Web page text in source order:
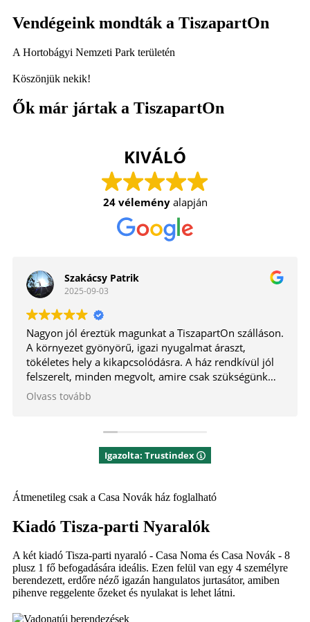
Vendégeink mondták a TiszapartOn
A Hortobágyi Nemzeti Park területén
Köszönjük nekik!
Ők már jártak a TiszapartOn
KIVÁLÓ
24 véleményalapján
Szakácsy Patrik
2025-09-03
Nagyon jól éreztük magunkat a TiszapartOn szálláson.
A környezet gyönyörű, igazi nyugalmat áraszt,
tökéletes hely a kikapcsolódásra. A ház rendkívül jól
felszerelt, minden megvolt, amire csak szükségünk
lehetett, tiszta és kényelmes. A szállás minden
vagyunk, bátran ajánljuk másoknak is, és biztosan
visszatérünk még!
Olvass tovább
Igazolta: Trustindex
Átmenetileg csak a Casa Novák ház foglalható
Kiadó Tisza-parti Nyaralók
A két kiadó Tisza-parti nyaraló - Casa Noma és Casa Novák - 8
plusz 1 fő befogadására ideális. Ezen felül van egy 4 személyre
berendezett, erdőre néző igazán hangulatos jurtasátor, amiben
pihenve reggelente őzeket és nyulakat is lehet látni.